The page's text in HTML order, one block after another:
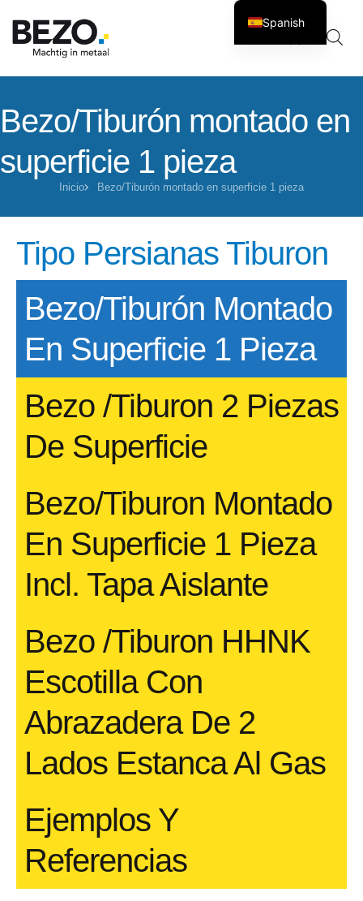
Carro
0
Bezo/Tiburón montado en
superficie 1 pieza
Inicio Bezo/Tiburón montado en superficie 1 pieza
Tipo Persianas Tiburon
Bezo/Tiburón Montado
En Superficie 1 Pieza
Bezo /Tiburon 2 Piezas
De Superficie
Bezo/Tiburon Montado
En Superficie 1 Pieza
Incl. Tapa Aislante
Bezo /Tiburon HHNK
Escotilla Con
Abrazadera De 2
Lados Estanca Al Gas
Ejemplos Y
Referencias
Spanish